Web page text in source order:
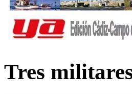
Tres